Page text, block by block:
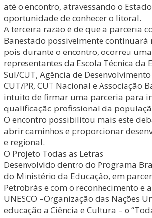
até o encontro, atravessando o
oportunidade de conhecer o litoral.
A terceira razão é de que a parceria
Banestado possivelmente continuará
pois durante o encontro, ocorreu
representantes da Escola Técnica da
Sul/CUT, Agência de
CUT/PR, CUT Nacional e Associação
intuito de firmar uma parceria para
qualificação profissional da
O encontro possibilitou mais este
abrir caminhos e proporcionar
e regional.
O Projeto Todas as Letras
Desenvolvido dentro do Programa
do Ministério da Educação, em
Petrobrás e com o reconhecimento e
UNESCO –Organização das Nações
educação a Ciência e Cultura – o